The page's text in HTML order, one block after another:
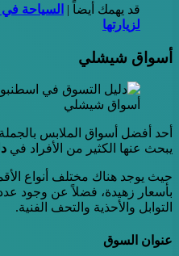
قد يهمك أيضاً |
لزيارتها
أسواق شيشلي
أسواق شيشلي
أحد أفضل أسواق الملابس
يبحث عنها الكثير من الأفراد في
حيث يوجد هناك مختلف أنواع
بأسعار زهيدة، فضلاً عن وجود عدد
التوابل والأحذية والتحف الفنية.
عنوان السوق